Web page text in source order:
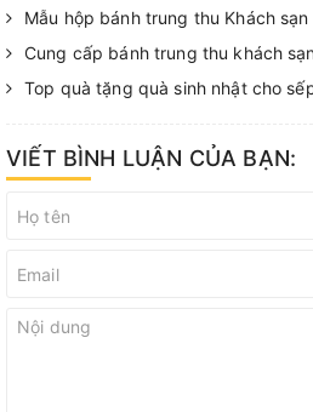
Mẫu hộp bánh trung thu Khách
Cung cấp bánh trung thu khách
Top quà tặng quà sinh nhật cho
VIẾT BÌNH LUẬN CỦA BẠN: